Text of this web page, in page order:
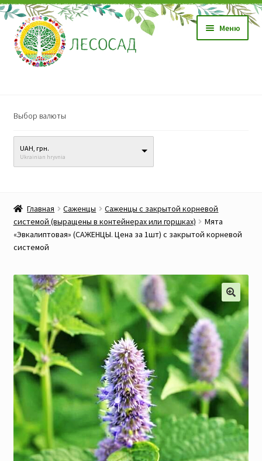
Перейти
к
навигации
Перейти
к
содержимому
Меню
Саженцы
Семена
Прайс-лист
Биопрепараты
Наши мероприятия, Акции
Контакты
Корзина
Оформление заказа
Оплата и доставка
Мой аккаунт
Выбор валюты
UAH, грн.
Ukrainian hryvnia
Главная Саженцы
Саженцы с закрытой корневой
системой (выращены в контейнерах или горшках)
Мята
«Эвкалиптовая» (САЖЕНЦЫ. Цена за 1шт) с закрытой корневой
системой